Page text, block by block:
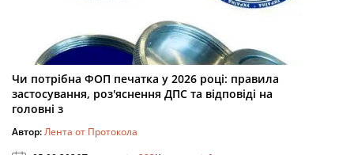
Чи потрібна ФОП печатка у 2026 році: правила
застосування, роз'яснення ДПС та відповіді на
головні з
Автор:Лента от Протокола